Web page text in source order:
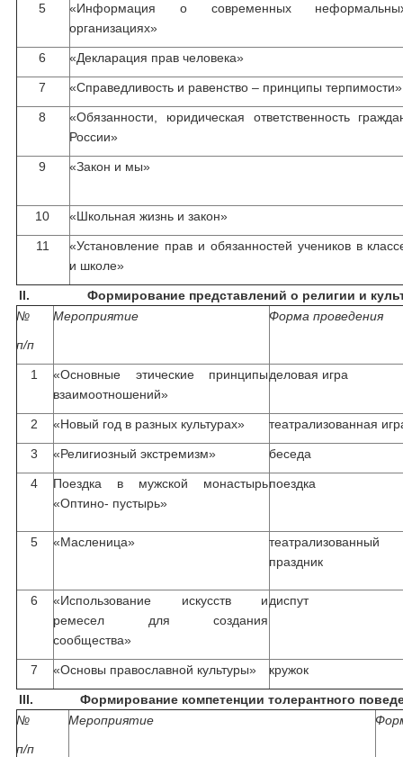
5
«Информация о современных
организациях»
6 «Декларация прав человека»
7 «Справедливость и равенство – принципы терпимости»
8
«Обязанности, юридическая ответственность
России»
9 «Закон и мы»
10 «Школьная жизнь и закон»
11
«Установление прав и обязанностей учеников в
и школе»
II.Формирование представлений о религии и
№
п/п
Мероприятие Форма проведения
1
«Основные этические принципы
взаимоотношений»
деловая игра
2 «Новый год в разных культурах» театрализованная
3 «Религиозный экстремизм» беседа
4
Поездка в мужской монастырь
«Оптино- пустырь»
поездка
5 «Масленица»
театрализованный
праздник
6
«Использование искусств и
ремесел для создания
сообщества»
диспут
7 «Основы православной культуры» кружок
III.Формирование компетенции толерантного
№
п/п
Мероприятие